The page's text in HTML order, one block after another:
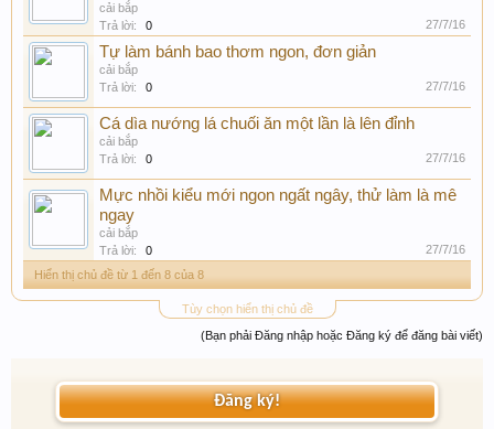
cải bắp
Trả lời:
0 27/7/16
Tự làm bánh bao thơm ngon, đơn giản
cải bắp
Trả lời:
0 27/7/16
Cá dìa nướng lá chuối ăn một lần là lên đỉnh
cải bắp
Trả lời:
0 27/7/16
Mực nhồi kiểu mới ngon ngất ngây, thử làm là mê
ngay
cải bắp
Trả lời:
0
27/7/16
Hiển thị chủ đề từ 1 đến 8 của 8
Tùy chọn hiển thị chủ đề
(Bạn phải Đăng nhập hoặc Đăng ký để đăng bài viết)
Đăng ký!